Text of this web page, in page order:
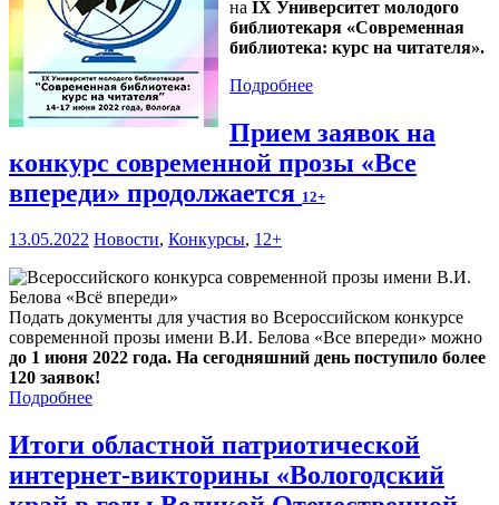
на IX Университет молодого
библиотекаря «Современная
библиотека: курс на читателя».
Подробнее
Прием заявок на
конкурс современной прозы «Все
впереди» продолжается 12+
13.05.2022 Новости, Конкурсы, 12+
Подать документы для участия во Всероссийском конкурсе
современной прозы имени В.И. Белова «Все впереди» можно
до 1 июня 2022 года. На сегодняшний день поступило более
120 заявок!
Подробнее
Итоги областной патриотической
интернет-викторины «Вологодский